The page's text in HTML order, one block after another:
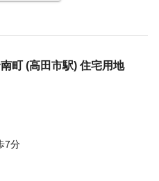
町 (高田市駅) 住宅用地
7分